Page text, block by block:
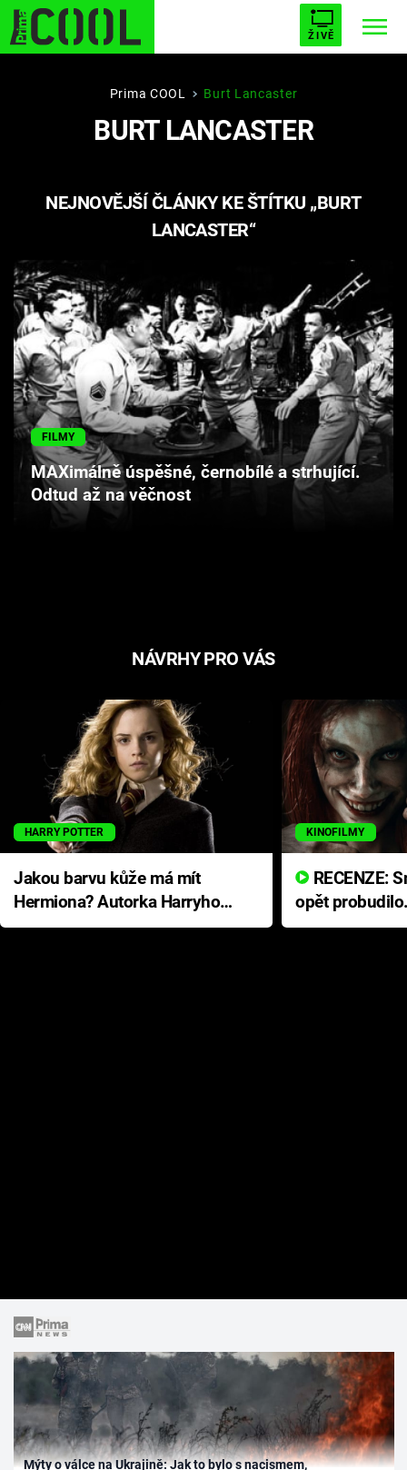
ŽIVĚ
STARHOUSE BUFFY, PŘEMOŽITELKA UPÍRŮ
PLNEJ KOTEL AVENGERS 5
Filmy
Seriály
Hry
Cool Esport
Pořady
TV Program
Prima COOL Burt Lancaster
BURT LANCASTER
NEJNOVĚJŠÍ ČLÁNKY KE ŠTÍTKU „BURT
LANCASTER“
FILMY
MAXimálně úspěšné, černobílé a strhující.
Odtud až na věčnost
NÁVRHY PRO VÁS
HARRY POTTER
Jakou barvu kůže má mít
Hermiona? Autorka Harryho
Pottera přišla s ráznou
KINOFILMY
opět
přichází s
Mýty o válce na Ukrajině: Jak to bylo s nacismem,